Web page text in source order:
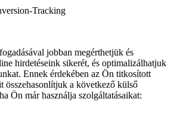
Tracking
jobban megérthetjük és
hirdetéseink sikerét, és optimalizálhatjuk
Ennek érdekében az Ön titkosított
összehasonlítjuk a következő külső
Ön már használja szolgáltatásaikat: